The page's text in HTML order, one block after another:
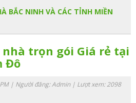
BẮC NINH VÀ CÁC TỈNH MIỀN
trọn gói Giá rẻ tại
Đô
| Người đăng:Admin| Lượt xem: 2098